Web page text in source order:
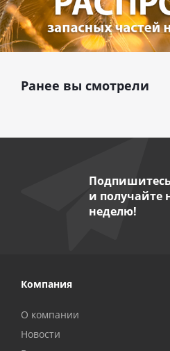
Ранее вы смотрели
и получайте
неделю!
Компания
О компании
Новости